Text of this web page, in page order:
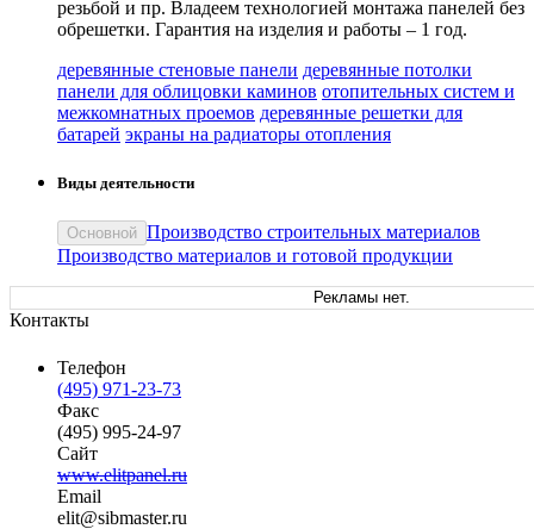
резьбой и пр. Владеем технологией монтажа панелей без
обрешетки. Гарантия на изделия и работы – 1 год.
деревянные стеновые панели деревянные потолки
панели для облицовки каминов отопительных систем и
межкомнатных проемов деревянные решетки для
батарей экраны на радиаторы отопления
Виды деятельности
Основной Производство строительных материалов
Производство материалов и готовой продукции
Рекламы нет.
Контакты
Телефон
(495) 971-23-73
Факс
(495) 995-24-97
Сайт
www.elitpanel.ru
Email
elit@sibmaster.ru